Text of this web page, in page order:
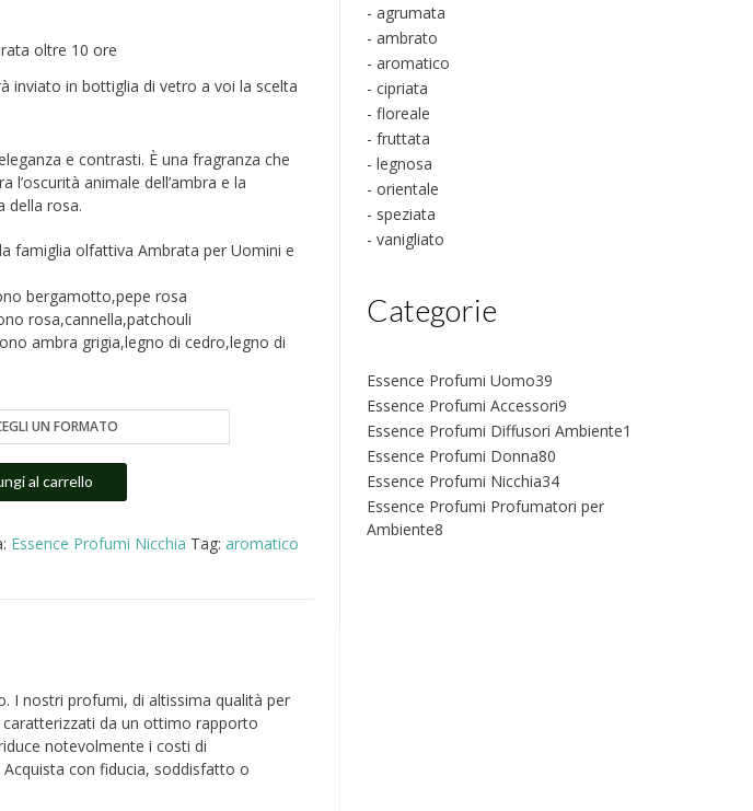
prezzo:
da
a
€27.00
oltre 10 ore
inviato in bottiglia di vetro a voi la scelta
e contrasti. È una fragranza che
l’oscurità animale dell’ambra e la
della rosa.
famiglia olfattiva Ambrata per Uomini e
bergamotto,pepe rosa
rosa,cannella,patchouli
ambra grigia,legno di cedro,legno di
al carrello
Essence Profumi Nicchia Tag: aromatico
I nostri profumi, di altissima qualità per
da un ottimo rapporto
notevolmente i costi di
con fiducia, soddisfatto o
- agrumata
- ambrato
- aromatico
- cipriata
- floreale
- fruttata
- legnosa
- orientale
- speziata
- vanigliato
Categorie
Essence Profumi Uomo3939
prodotti
Essence Profumi Accessori99
prodotti
Essence Profumi Diffusori Ambiente1
Essence Profumi Donna8080
prodotti
Essence Profumi Nicchia3434
prodotti
Essence Profumi Profumatori per
Ambiente88